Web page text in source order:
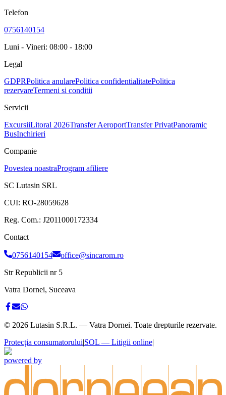
Telefon
0756140154
Luni - Vineri: 08:00 - 18:00
Legal
GDPRPolitica anularePolitica confidentialitatePolitica
rezervareTermeni si conditii
Servicii
ExcursiiLitoral 2026Transfer AeroportTransfer PrivatPanoramic
BusInchirieri
Companie
Povestea noastraProgram afiliere
SC Lutasin SRL
CUI: RO-28059628
Reg. Com.: J2011000172334
Contact
0756140154
office@sincarom.ro
Str Republicii nr 5
Vatra Dornei, Suceava
© 2026 Lutasin S.R.L. — Vatra Dornei. Toate drepturile rezervate.
Protecția consumatorului|SOL — Litigii online|
powered by